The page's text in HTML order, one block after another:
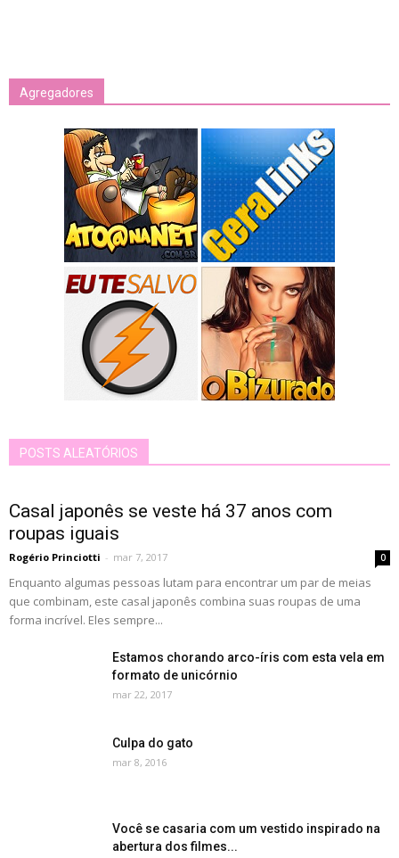
Agregadores
POSTS ALEATÓRIOS
Casal japonês se veste há 37 anos com
roupas iguais
Rogério Princiotti - mar 7, 2017 0
Enquanto algumas pessoas lutam para encontrar um par de meias
que combinam, este casal japonês combina suas roupas de uma
forma incrível. Eles sempre...
Estamos chorando arco-íris com esta vela em
formato de unicórnio
mar 22, 2017
Culpa do gato
mar 8, 2016
Você se casaria com um vestido inspirado na
abertura dos filmes...